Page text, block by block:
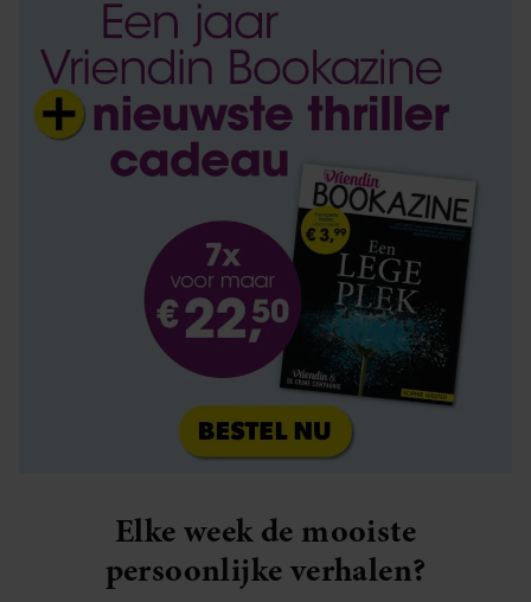
Elke week de mooiste
persoonlijke verhalen?